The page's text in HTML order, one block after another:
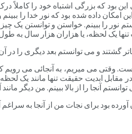
بود که بزرگی اشتباه خود را کاملاً
داده شده بود که نور خدا را
نور را ببینم. خواستن و توانستن یک
یک لحظه، یا هزاران هزار سال به
گشتند و می توانستم بعد دیگری
وقتی می میریم، به آنجائی می رویم
مقابل ابدیت حقیقت تنها مانند
آنجا را از بالا ببینم. من دیگر
بود برای نجات من از آنجا به